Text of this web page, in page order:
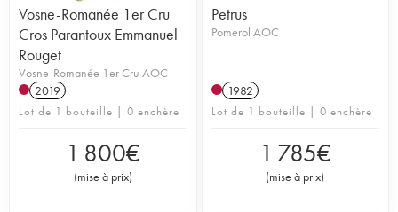
Vosne-Romanée 1er Cru
Cros Parantoux Emmanuel
Rouget
Vosne-Romanée 1er Cru AOC
2019
Lot de 1 bouteille | 0 enchère
1 800€
(mise à prix)
Petrus
Pomerol AOC
1982
Lot de 1 bouteille | 0 enchère
1 785€
(mise à prix)